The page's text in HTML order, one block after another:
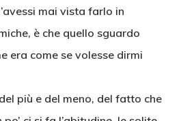
mai vista farlo in
è che quello sguardo
era come se volesse dirmi
più e del meno, del fatto che